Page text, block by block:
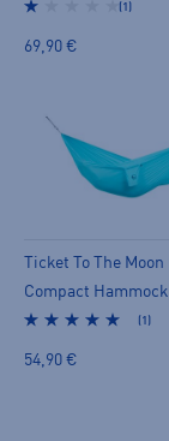
(1)
69,90 €
Ticket To The Moon
(1)
54,90 €